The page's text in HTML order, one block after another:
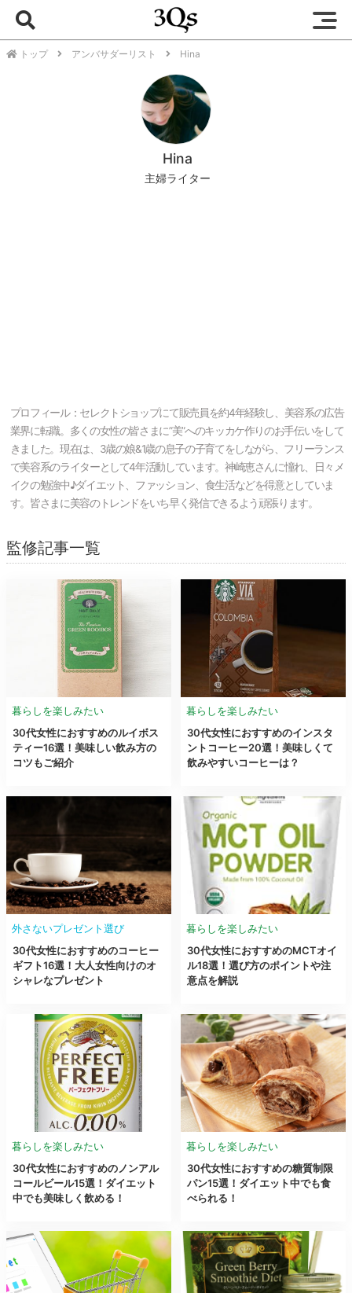
トップ アンバサダーリスト Hina
Hina
主婦ライター
プロフィール：セレクトショップにて販売員を約4年経験し、美容系の広告
業界に転職。多くの女性の皆さまに”美”へのキッカケ作りのお手伝いをして
きました。現在は、3歳の娘&1歳の息子の子育てをしながら、フリーランス
で美容系のライターとして4年活動しています。神崎恵さんに憧れ、日々メ
イクの勉強中♪ダイエット、ファッション、食生活などを得意としていま
す。皆さまに美容のトレンドをいち早く発信できるよう頑張ります。
監修記事一覧
暮らしを楽しみたい
30代女性におすすめのルイボス
ティー16選！美味しい飲み方の
コツもご紹介
暮らしを楽しみたい
30代女性におすすめのインスタ
ントコーヒー20選！美味しくて
飲みやすいコーヒーは？
外さないプレゼント選び
30代女性におすすめのコーヒー
ギフト16選！大人女性向けのオ
シャレなプレゼント
暮らしを楽しみたい
30代女性におすすめのMCTオイ
ル18選！選び方のポイントや注
意点を解説
暮らしを楽しみたい
30代女性におすすめのノンアル
コールビール15選！ダイエット
中でも美味しく飲める！
暮らしを楽しみたい
30代女性におすすめの糖質制限
パン15選！ダイエット中でも食
べられる！